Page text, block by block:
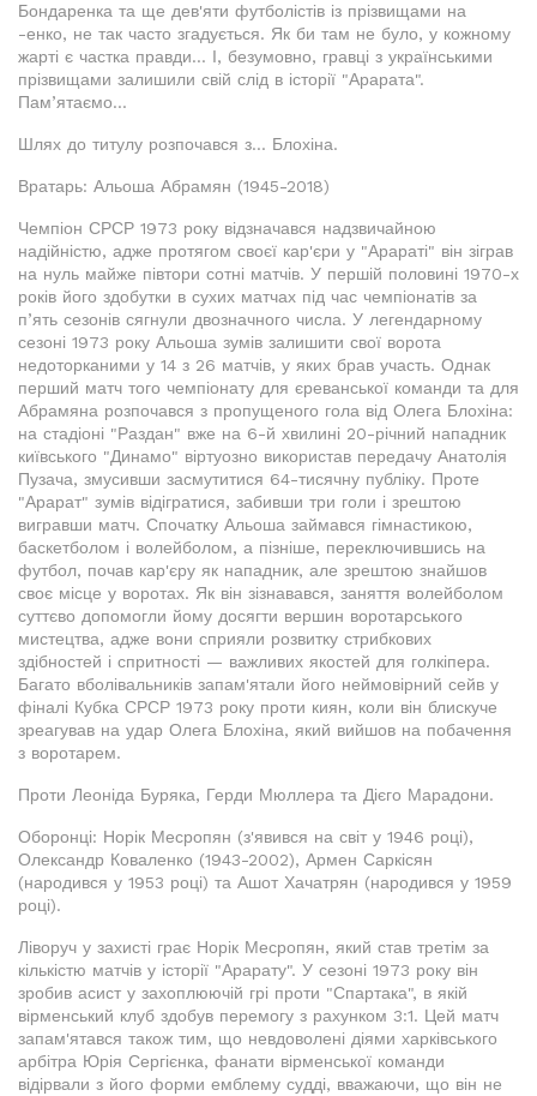
Бондаренка та ще дев'яти футболістів із прізвищами на
-енко, не так часто згадується. Як би там не було, у кожному
жарті є частка правди... І, безумовно, гравці з українськими
прізвищами залишили свій слід в історії "Арарата".
Пам’ятаємо...
Шлях до титулу розпочався з... Блохіна.
Вратарь: Альоша Абрамян (1945-2018)
Чемпіон СРСР 1973 року відзначався надзвичайною
надійністю, адже протягом своєї кар'єри у "Арараті" він зіграв
на нуль майже півтори сотні матчів. У першій половині 1970-х
років його здобутки в сухих матчах під час чемпіонатів за
п’ять сезонів сягнули двозначного числа. У легендарному
сезоні 1973 року Альоша зумів залишити свої ворота
недоторканими у 14 з 26 матчів, у яких брав участь. Однак
перший матч того чемпіонату для єреванської команди та для
Абрамяна розпочався з пропущеного гола від Олега Блохіна:
на стадіоні "Раздан" вже на 6-й хвилині 20-річний нападник
київського "Динамо" віртуозно використав передачу Анатолія
Пузача, змусивши засмутитися 64-тисячну публіку. Проте
"Арарат" зумів відігратися, забивши три голи і зрештою
вигравши матч. Спочатку Альоша займався гімнастикою,
баскетболом і волейболом, а пізніше, переключившись на
футбол, почав кар'єру як нападник, але зрештою знайшов
своє місце у воротах. Як він зізнавався, заняття волейболом
суттєво допомогли йому досягти вершин воротарського
мистецтва, адже вони сприяли розвитку стрибкових
здібностей і спритності — важливих якостей для голкіпера.
Багато вболівальників запам'ятали його неймовірний сейв у
фіналі Кубка СРСР 1973 року проти киян, коли він блискуче
зреагував на удар Олега Блохіна, який вийшов на побачення
з воротарем.
Проти Леоніда Буряка, Герди Мюллера та Дієго Марадони.
Оборонці: Норік Месропян (з'явився на світ у 1946 році),
Олександр Коваленко (1943-2002), Армен Саркісян
(народився у 1953 році) та Ашот Хачатрян (народився у 1959
році).
Ліворуч у захисті грає Норік Месропян, який став третім за
кількістю матчів у історії "Арарату". У сезоні 1973 року він
зробив асист у захоплюючій грі проти "Спартака", в якій
вірменський клуб здобув перемогу з рахунком 3:1. Цей матч
запам'ятався також тим, що невдоволені діями харківського
арбітра Юрія Сергієнка, фанати вірменської команди
відірвали з його форми емблему судді, вважаючи, що він не